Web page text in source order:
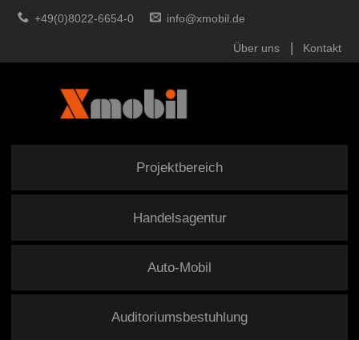
+49(0)8022-6654-0 info@xmobil.de
Über uns Kontakt
Projektbereich
Handelsagentur
Auto-Mobil
Auditoriumsbestuhlung